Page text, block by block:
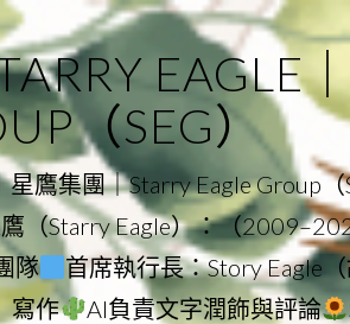
EAGLE
（SEG）
星鷹集團｜Starry Eagle Group（
（Starry Eagle）：（
隊 首席執行長：Story Eagle（
寫作 AI負責文字潤飾與評論